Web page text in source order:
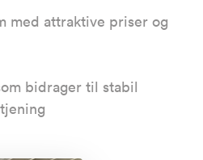
med attraktive priser og
bidrager til stabil